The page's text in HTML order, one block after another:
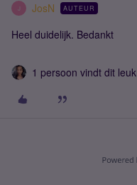
J JosN AUTEUR
Heel duidelijk. Bedankt
1 persoon vindt dit leuk